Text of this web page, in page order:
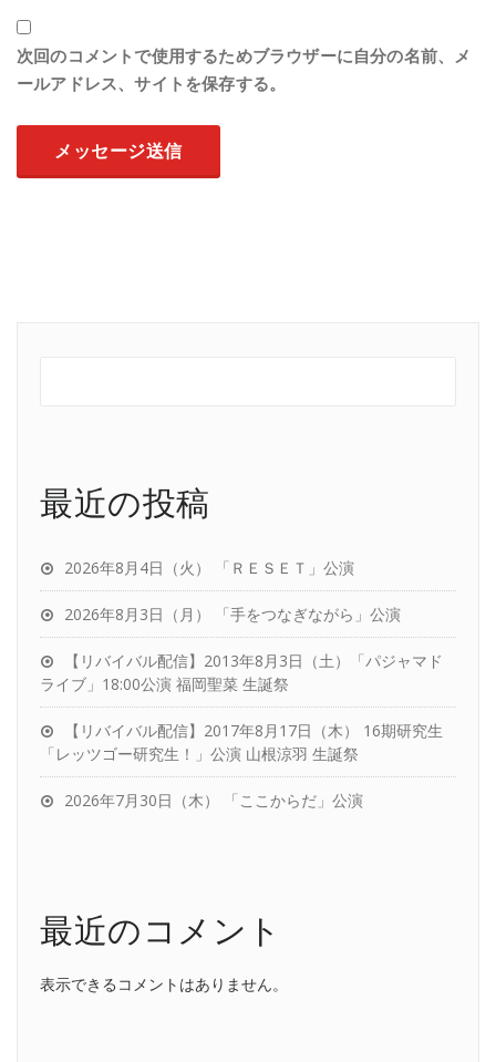
次回のコメントで使用するためブラウザーに自分の名前、メ
ールアドレス、サイトを保存する。
最近の投稿
2026年8月4日（火） 「ＲＥＳＥＴ」公演
2026年8月3日（月） 「手をつなぎながら」公演
【リバイバル配信】2013年8月3日（土）「パジャマド
ライブ」18:00公演 福岡聖菜 生誕祭
【リバイバル配信】2017年8月17日（木） 16期研究生
「レッツゴー研究生！」公演 山根涼羽 生誕祭
2026年7月30日（木） 「ここからだ」公演
最近のコメント
表示できるコメントはありません。